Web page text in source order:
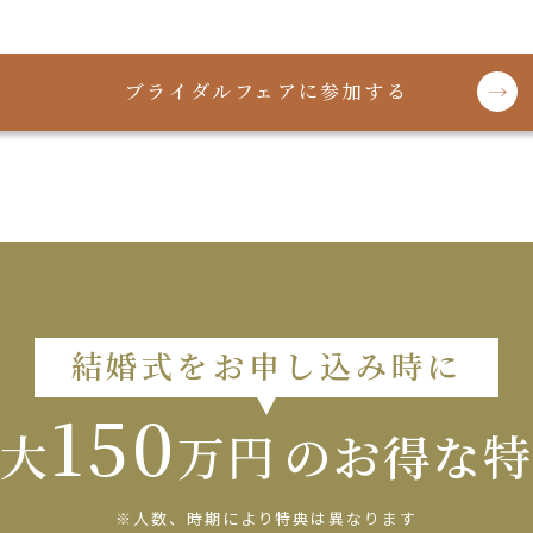
ブライダルフェアに参加する
結婚式をお申し込み時に
150万円 のお得な
※人数、時期により特典は異なります